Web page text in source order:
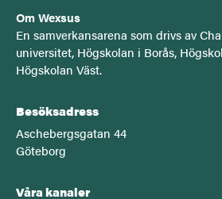
Om Wexsus
En samverkansarena som drivs av
universitet, Högskolan i Borås,
Högskolan Väst.
Besöksadress
Aschebergsgatan 44
Göteborg
Våra kanaler